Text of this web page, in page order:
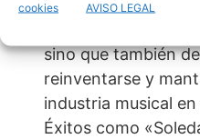
cookies
AVISO LEGAL
«The Last Don II».
sino que también
reinventarse y
industria musical
Éxitos como